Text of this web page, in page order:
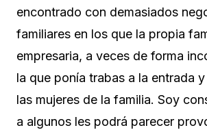
encontrado con demasiados
familiares en los que la propia
empresaria, a veces de forma
la que ponía trabas a la entrada
las mujeres de la familia. Soy
a algunos les podrá parecer